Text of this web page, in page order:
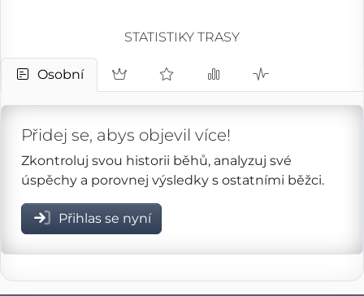
STATISTIKY TRASY
Osobní
Přidej se, abys objevil více!
Zkontroluj svou historii běhů, analyzuj své
úspěchy a porovnej výsledky s ostatními běžci.
Přihlas se nyní